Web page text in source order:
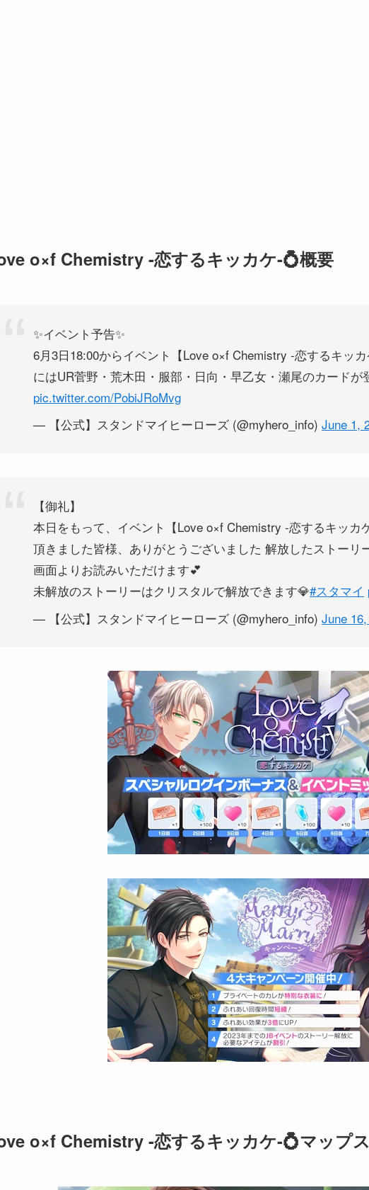
o×f Chemistry -恋するキッカケ-💍概要
✨イベント予告✨
6月3日18:00からイベント【Love o×f Chemistry -恋するキッ
にはUR菅野・荒木田・服部・日向・早乙女・瀬尾のカードが
pic.twitter.com/PobiJRoMvg
— 【公式】スタンドマイヒーローズ (@myhero_info) June 1,
【御礼】
本日をもって、イベント【Love o×f Chemistry -恋するキッカ
頂きました皆様、ありがとうございました 解放したストーリ
画面よりお読みいただけます💕
未解放のストーリーはクリスタルで解放できます💎#スタマイ
— 【公式】スタンドマイヒーローズ (@myhero_info) June
o×f Chemistry -恋するキッカケ-💍マップ